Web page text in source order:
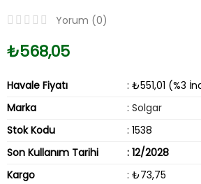
Yorum (0)
₺568,05
Havale Fiyatı
: ₺551,01 (%3
Marka
: Solgar
Stok Kodu
: 1538
Son Kullanım Tarihi
: 12/2028
Kargo
: ₺73,75